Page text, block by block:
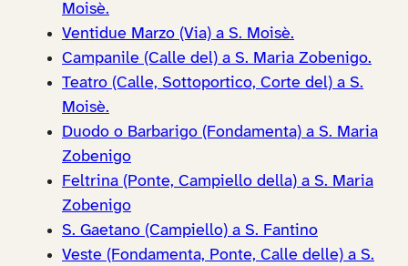
Moisè.
Ventidue Marzo (Via) a S. Moisè.
Campanile (Calle del) a S. Maria Zobenigo.
Teatro (Calle, Sottoportico, Corte del) a S.
Moisè.
Duodo o Barbarigo (Fondamenta) a S. Maria
Zobenigo
Feltrina (Ponte, Campiello della) a S. Maria
Zobenigo
S. Gaetano (Campiello) a S. Fantino
Veste (Fondamenta, Ponte, Calle delle) a S.